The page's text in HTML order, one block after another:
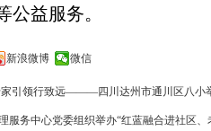
公益服务。
新浪微博 微信
家引领行致远———四川达州市通川区八小
服务中心党委组织举办“红蓝融合进社区、